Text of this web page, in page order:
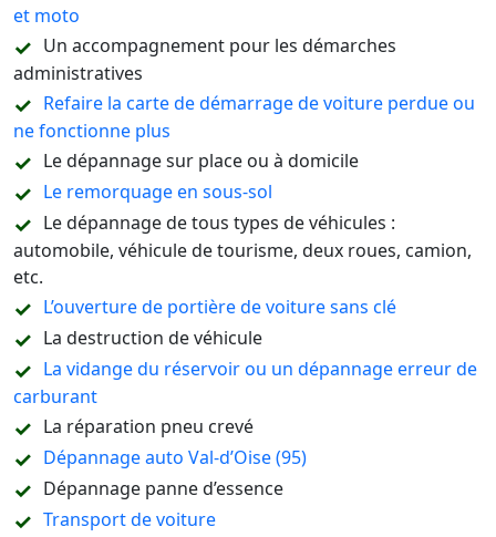
et moto
Un accompagnement pour les démarches
administratives
Refaire la carte de démarrage de voiture perdue ou
ne fonctionne plus
Le dépannage sur place ou à domicile
Le remorquage en sous-sol
Le dépannage de tous types de véhicules :
automobile, véhicule de tourisme, deux roues, camion,
etc.
L’ouverture de portière de voiture sans clé
La destruction de véhicule
La vidange du réservoir ou un dépannage erreur de
carburant
La réparation pneu crevé
Dépannage auto Val-d’Oise (95)
Dépannage panne d’essence
Transport de voiture